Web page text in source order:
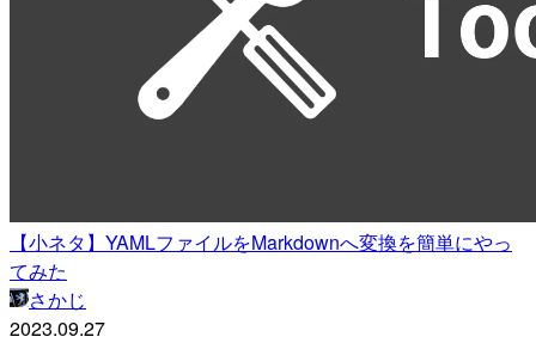
【小ネタ】YAMLファイルをMarkdownへ変換を簡単にやっ
てみた
さかじ
2023.09.27